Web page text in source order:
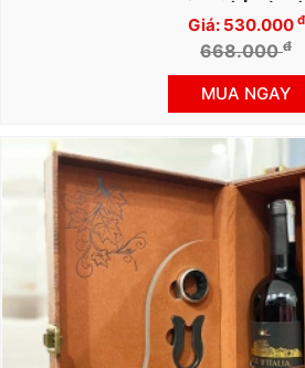
Giá: 530.000 đ
668.000đ
MUA NGAY